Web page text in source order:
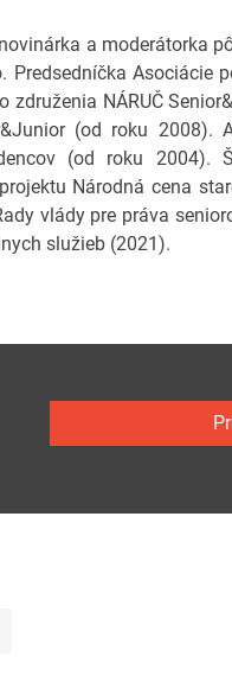
a moderátorka
Asociácie
NÁRUČ
(od roku 2008).
(od roku 2004).
Národná cena
vlády pre práva
služieb (2021).